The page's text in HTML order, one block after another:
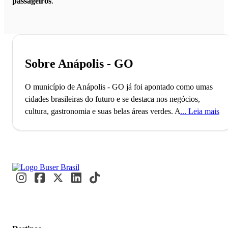
Sobre Anápolis - GO
O município de Anápolis - GO já foi apontado como umas
cidades brasileiras do futuro e se destaca nos negócios,
cultura, gastronomia e suas belas áreas verdes. A cidade de
ano de 1859 e possui o 2º maior Produto Interno Bruto de
Goiás. A cidade é também um importante polo industrial e
Leia mais